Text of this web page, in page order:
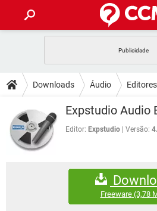
CELULAR
OUTLOOK
INSTAGRAM
GUIA DE COMPRAS
DICAS
JOGOS
CELULAR
OUTLOOK
JOGOS
CELULAR
FÓRUM
Downloads Áudio
Expstudio Audio
Editor: Expstudio Versão:
Freeware(3,78